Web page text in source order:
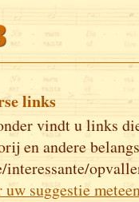
links
vindt u links
en andere
interessante/
uw suggestie